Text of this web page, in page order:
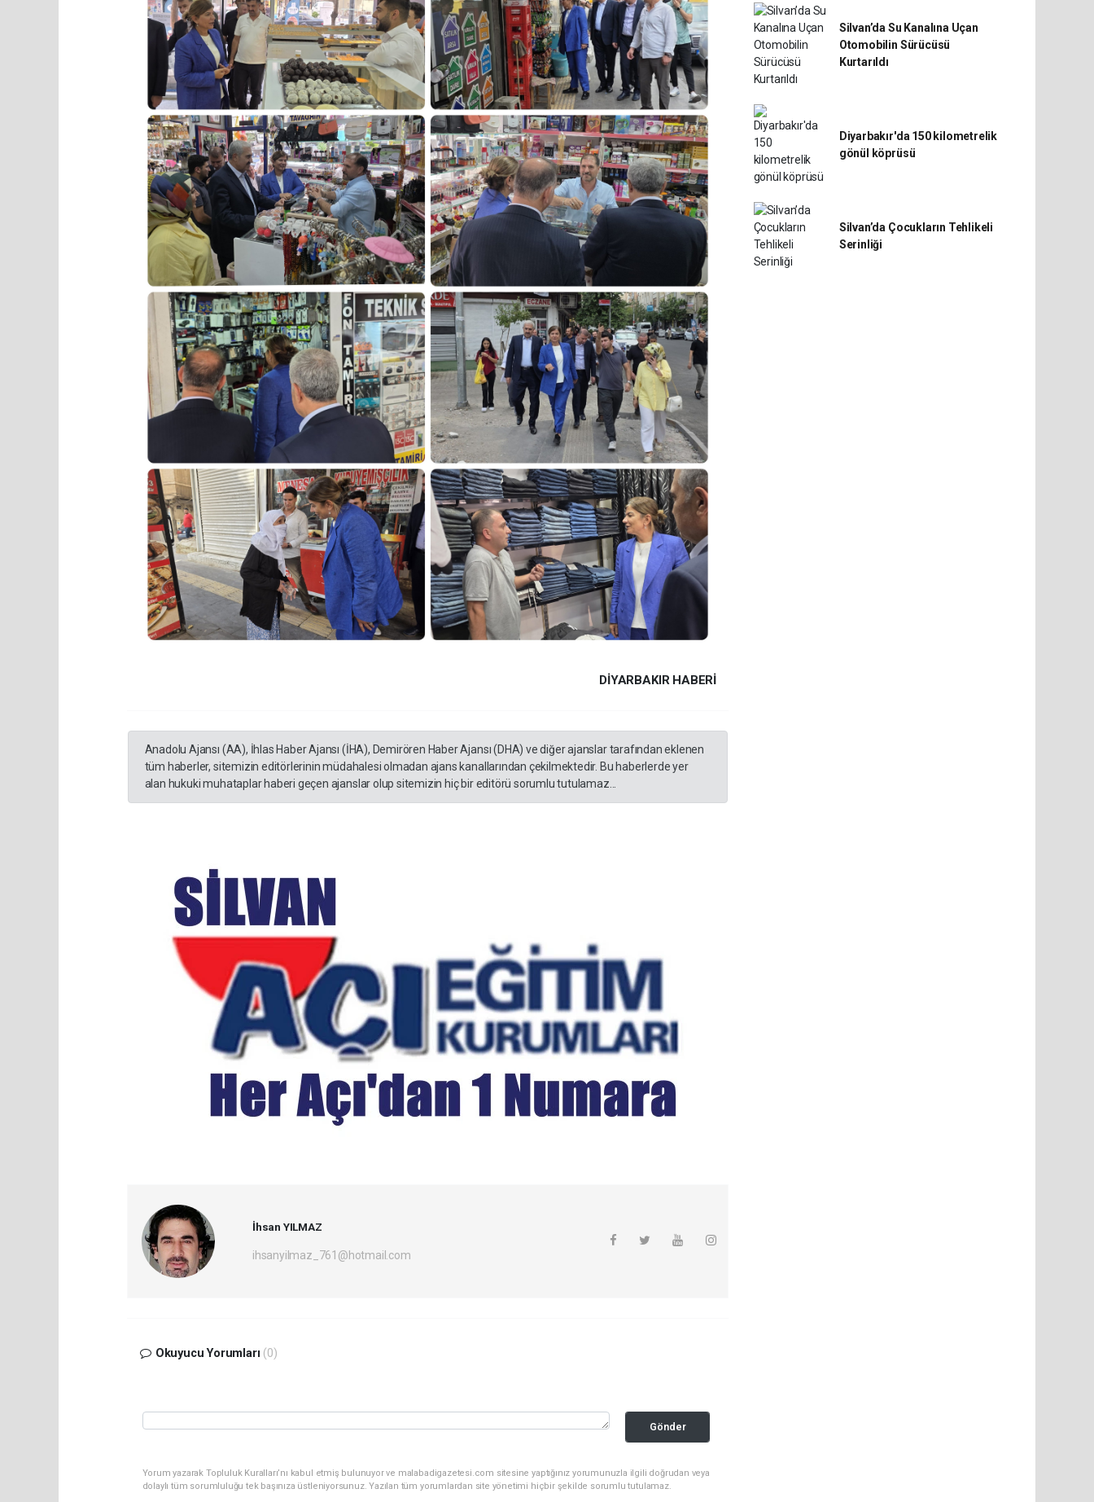
DIYARBAKIR HABERİ
Anadolu Ajansı (AA), İhlas Haber Ajansı (İHA), Demirören Haber Ajansı (DHA) ve diğer ajanslar tarafından eklenen
tüm haberler, sitemizin editörlerinin müdahalesi olmadan ajans kanallarından çekilmektedir. Bu haberlerde yer
alan hukuki muhataplar haberi geçen ajanslar olup sitemizin hiç bir editörü sorumlu tutulamaz...
İhsan YILMAZ
ihsanyilmaz_761@hotmail.com
Okuyucu Yorumları (0)
Gönder
Yorum yazarak Topluluk Kuralları’nı kabul etmiş bulunuyor ve malabadigazetesi.com sitesine yaptığınız yorumunuzla ilgili doğrudan veya
dolaylı tüm sorumluluğu tek başınıza üstleniyorsunuz. Yazılan tüm yorumlardan site yönetimi hiçbir şekilde sorumlu tutulamaz.
Silvan’da Su Kanalına Uçan
Otomobilin Sürücüsü
Kurtarıldı
Diyarbakır'da 150 kilometrelik
gönül köprüsü
Silvan’da Çocukların Tehlikeli
Serinliği